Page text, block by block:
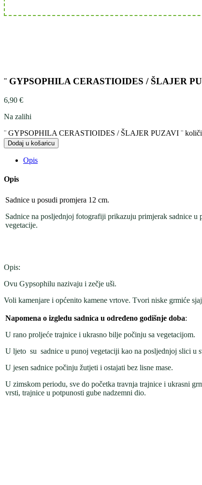
¨ GYPSOPHILA CERASTIOIDES / ŠLAJER
6,90 €
Na zalihi
¨ GYPSOPHILA CERASTIOIDES / ŠLAJER PUZAVI ¨
Dodaj u košaricu
Opis
Opis
Sadnice u posudi promjera 12 cm.
Sadnice na posljednjoj fotografiji prikazuju primjerak sadnice u
vegetacije.
Opis:
Ovu Gypsophilu nazivaju i zečje uši.
Voli kamenjare i općenito kamene vrtove. Tvori niske grmiće
Napomena o izgledu sadnica u određeno godišnje doba:
U rano proljeće trajnice i ukrasno bilje počinju sa vegetacijom.
U ljeto su sadnice u punoj vegetaciji kao na posljednjoj slici u
U jesen sadnice počinju žutjeti i ostajati bez lisne mase.
U zimskom periodu, sve do početka travnja trajnice i ukrasni
vrsti, trajnice u potpunosti gube nadzemni dio.